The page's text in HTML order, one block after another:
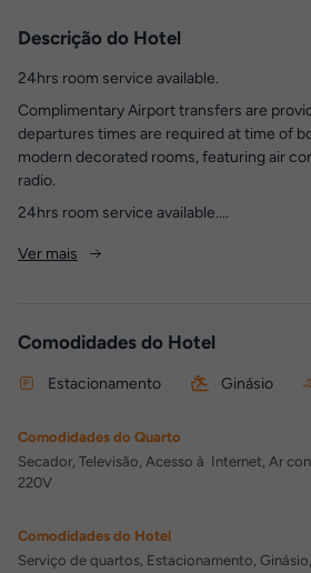
Descrição do Hotel
24hrs room service available.
Complimentary Airport transfers are
departures times are required at time of
modern decorated rooms, featuring air
radio.
24hrs room service available....
Ver mais
Comodidades do Hotel
Estacionamento Ginásio
Comodidades do Quarto
Secador, Televisão, Acesso à Internet, Ar
220V
Comodidades do Hotel
Serviço de quartos, Estacionamento,